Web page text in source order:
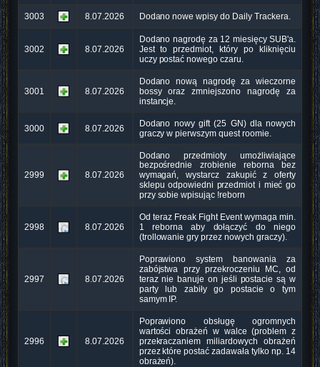
3003 8.07.2026 Dodano nowe wpisy do Daily Trackera.
3002 8.07.2026
Dodano nagrodę za 12 miesięcy SUB'a.
Jest to przedmiot, który po kliknięciu
uczy postać nowego czaru.
3001 8.07.2026
Dodano nową nagrodę za wieczorne
bossy oraz zmniejszono nagrodę za
instancje.
3000 8.07.2026
Dodano nowy gift (25 GN) dla nowych
graczy w pierwszym quest roomie.
2999 8.07.2026
Dodano przedmioty umożliwiające
bezpośrednie zrobienie reborna bez
wymagań, wystarcz zakupić z oferty
sklepu odpowiedni przedmiot i mieć go
przy sobie wpisując !reborn
2998 8.07.2026
Od teraz Freak Fight Event wymaga min.
1 reborna aby dołączyć do niego
(trollowanie gry przez nowych graczy).
2997 8.07.2026
Poprawiono system banowania za
zabójstwa przy przekroczeniu MC, od
teraz nie banuje on jeśli postacie są w
party lub zabiły go postacie o tym
samym IP.
2996 8.07.2026
Poprawiono obsługę ogromnych
wartości obrażeń w walce (problem z
przekraczaniem miliardowych obrażeń
przez które postać zadawała tylko np. 14
obrażeń).